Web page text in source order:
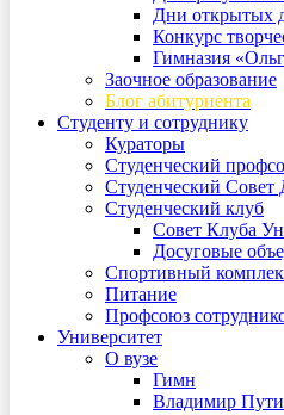
Дни открытых
Конкурс
Гимназия
Заочное образование
Блог абитуриента
Студенту и сотруднику
Кураторы
Студенческий
Студенческий Совет
Студенческий клуб
Совет Клуба
Досуговые
Спортивный
Питание
Профсоюз
Университет
О вузе
Гимн
Владимир